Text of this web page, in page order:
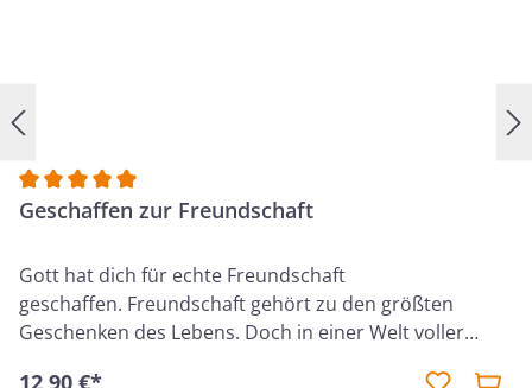
Durchschnittliche Bewertung von 5 von 5 Sternen
Geschaffen zur Freundschaft
Gott hat dich für echte Freundschaft
geschaffen. Freundschaft gehört zu den größten
Geschenken des Lebens. Doch in einer Welt voller